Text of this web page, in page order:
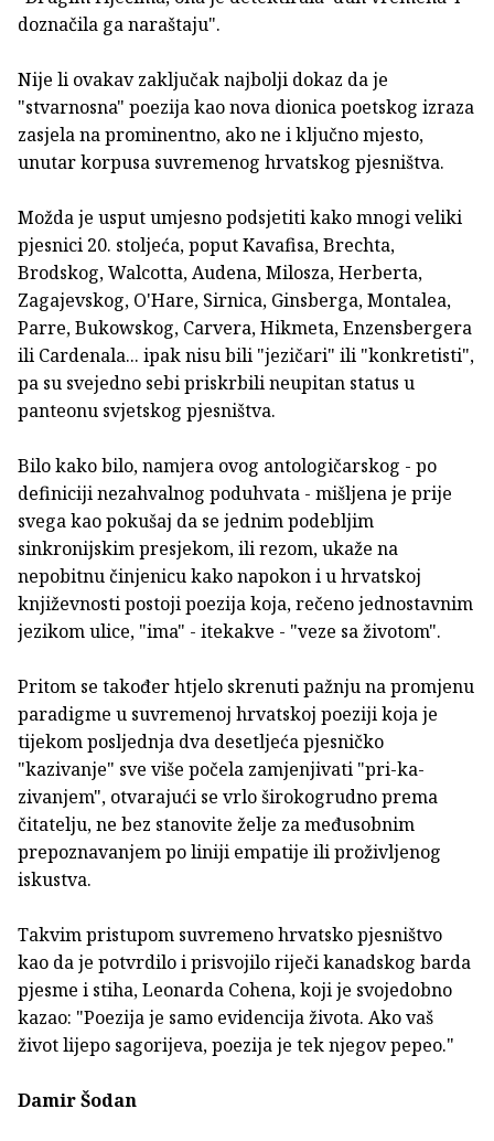
doznačila ga naraštaju".
Nije li ovakav zaključak najbolji dokaz da je
"stvarnosna" poezija kao nova dionica poetskog izraza
zasjela na prominentno, ako ne i ključno mjesto,
unutar korpusa suvremenog hrvatskog pjesništva.
Možda je usput umjesno podsjetiti kako mnogi veliki
pjesnici 20. stoljeća, poput Kavafisa, Brechta,
Brodskog, Walcotta, Audena, Milosza, Herberta,
Zagajevskog, O'Hare, Sirnica, Ginsberga, Montalea,
Parre, Bukowskog, Carvera, Hikmeta, Enzensbergera
ili Cardenala... ipak nisu bili "jezičari" ili "konkretisti",
pa su svejedno sebi priskrbili neupitan status u
panteonu svjetskog pjesništva.
Bilo kako bilo, namjera ovog antologičarskog - po
definiciji nezahvalnog poduhvata - mišljena je prije
svega kao pokušaj da se jednim podebljim
sinkronijskim presjekom, ili rezom, ukaže na
nepobitnu činjenicu kako napokon i u hrvatskoj
književnosti postoji poezija koja, rečeno jednostavnim
jezikom ulice, "ima" - itekakve - "veze sa životom".
Pritom se također htjelo skrenuti pažnju na promjenu
paradigme u suvremenoj hrvatskoj poeziji koja je
tijekom posljednja dva desetljeća pjesničko
"kazivanje" sve više počela zamjenjivati "pri-ka-
zivanjem", otvarajući se vrlo širokogrudno prema
čitatelju, ne bez stanovite želje za međusobnim
prepoznavanjem po liniji empatije ili proživljenog
iskustva.
Takvim pristupom suvremeno hrvatsko pjesništvo
kao da je potvrdilo i prisvojilo riječi kanadskog barda
pjesme i stiha, Leonarda Cohena, koji je svojedobno
kazao: "Poezija je samo evidencija života. Ako vaš
život lijepo sagorijeva, poezija je tek njegov pepeo."
Damir Šodan